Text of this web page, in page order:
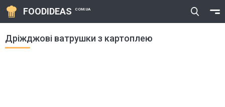
FOODIDEAS COM.UA
Дріжджові ватрушки з картоплею